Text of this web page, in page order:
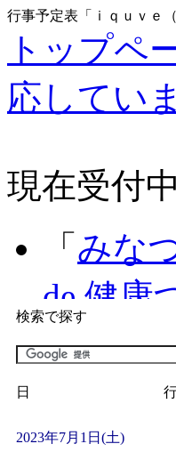
行事予定表「ｉｑｕｖｅ
トップペ
応してい
現在受付
「 みな
de 健康
「子育
間：
「皆鶴
検索で探す
日
2023年7月1日(土)